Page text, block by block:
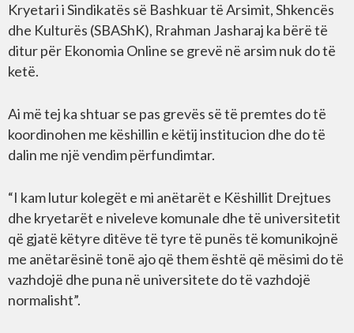
Kryetari i Sindikatës së Bashkuar të Arsimit, Shkencës
dhe Kulturës (SBAShK), Rrahman Jasharaj ka bërë të
ditur për Ekonomia Online se grevë në arsim nuk do të
ketë.
Ai më tej ka shtuar se pas grevës së të premtes do të
koordinohen me këshillin e këtij institucion dhe do të
dalin me një vendim përfundimtar.
“I kam lutur kolegët e mi anëtarët e Këshillit Drejtues
dhe kryetarët e niveleve komunale dhe të universitetit
që gjatë këtyre ditëve të tyre të punës të komunikojnë
me anëtarësinë tonë ajo që them është që mësimi do të
vazhdojë dhe puna në universitete do të vazhdojë
normalisht”.